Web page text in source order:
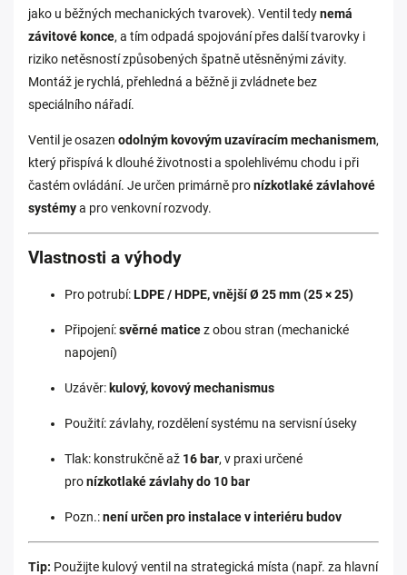
jako u běžných mechanických tvarovek). Ventil tedynemá
závitové konce, a tím odpadá spojování přes další tvarovky i
riziko netěsností způsobených špatně utěsněnými závity.
Montáž je rychlá, přehledná a běžně ji zvládnete bez
speciálního nářadí.
Ventil je osazen odolným kovovým uzavíracím mechanismem,
který přispívá k dlouhé životnosti a spolehlivému chodu i při
častém ovládání. Je určen primárně pronízkotlaké závlahové
systémya pro venkovní rozvody.
Vlastnosti a výhody
Pro potrubí:LDPE / HDPE, vnější Ø 25 mm (25 × 25)
Připojení:svěrné maticez obou stran (mechanické
napojení)
Uzávěr: kulový, kovový mechanismus
Použití: závlahy, rozdělení systému na servisní úseky
Tlak: konstrukčně až 16 bar, v praxi určené
pronízkotlaké závlahy do 10 bar
Pozn.:není určen pro instalace v interiéru budov
Tip: Použijte kulový ventil na strategická místa (např. za hlavní